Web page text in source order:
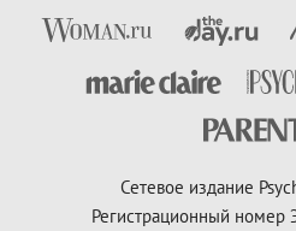
Сетевое издание
Регистрационный